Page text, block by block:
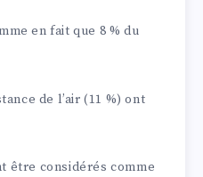
en fait que 8 % du
de l’air (11 %) ont
être considérés comme